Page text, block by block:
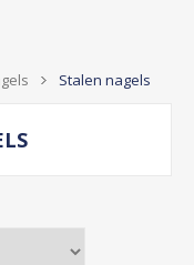
Stalen nagels